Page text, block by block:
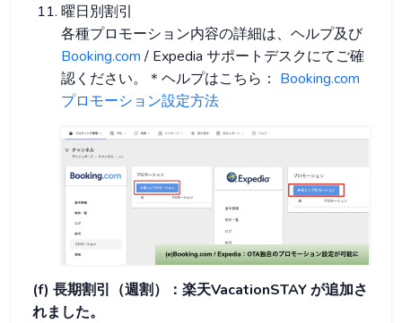
曜日別割引
各種プロモーション内容の詳細は、ヘルプ及び
Booking.com/ Expedia サポートデスクにてご確
認ください。＊ヘルプはこちら： Booking.com
プロモーション設定方法
(f) 長期割引（週割）：楽天VacationSTAY が追加さ
れました。